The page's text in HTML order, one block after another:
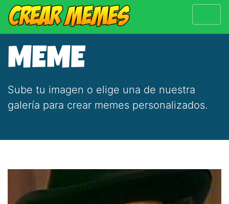
MEME
Sube tu imagen o elige una de nuestra
galería para crear memes personalizados.